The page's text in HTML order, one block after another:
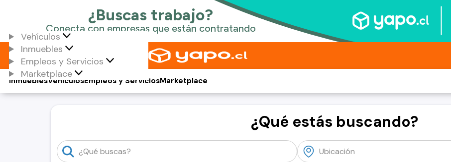
Vehículos
Inmuebles
Empleos y Servicios
Marketplace
Vehículos
Inmuebles Empleos y ServiciosMarketplace
¿Qué estás buscando?